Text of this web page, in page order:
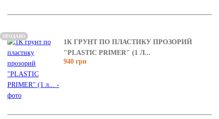
1К ГРУНТ ПО ПЛАСТИКУ ПРОЗОРИЙ
"PLASTIC PRIMER" (1 Л...
940 грн
ПРОДАНО